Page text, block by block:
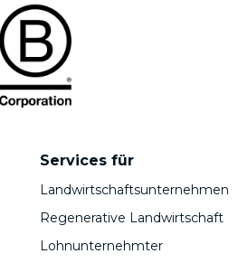
Services für
Landwirtschaftsunternehmen
Regenerative Landwirtschaft
Lohnunternehmter